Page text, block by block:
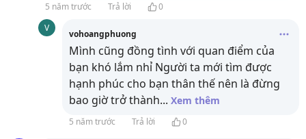
5 năm trước Trả lời
0
V
vohoangphuong
Mình cũng đồng tình với quan điểm của
bạn khó lắm nhỉ Người ta mới tìm được
hạnh phúc cho bạn thân thế nên là đừng
bao giờ trở thành... Xem thêm
5 năm trước Trả lời 0